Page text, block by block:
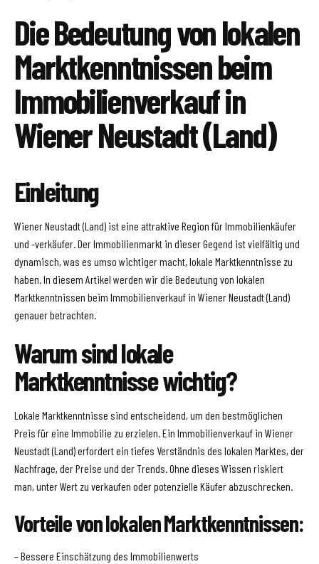
Die Bedeutung von lokalen
Marktkenntnissen beim
Immobilienverkauf in
Wiener Neustadt (Land)
Einleitung
Wiener Neustadt (Land) ist eine attraktive Region für Immobilienkäufer
und -verkäufer. Der Immobilienmarkt in dieser Gegend ist vielfältig und
dynamisch, was es umso wichtiger macht, lokale Marktkenntnisse zu
haben. In diesem Artikel werden wir die Bedeutung von lokalen
Marktkenntnissen beim Immobilienverkauf in Wiener Neustadt (Land)
genauer betrachten.
Warum sind lokale
Marktkenntnisse wichtig?
Lokale Marktkenntnisse sind entscheidend, um den bestmöglichen
Preis für eine Immobilie zu erzielen. Ein Immobilienverkauf in Wiener
Neustadt (Land) erfordert ein tiefes Verständnis des lokalen Marktes, der
Nachfrage, der Preise und der Trends. Ohne dieses Wissen riskiert
man, unter Wert zu verkaufen oder potenzielle Käufer abzuschrecken.
Vorteile von lokalen Marktkenntnissen:
– Bessere Einschätzung des Immobilienwerts